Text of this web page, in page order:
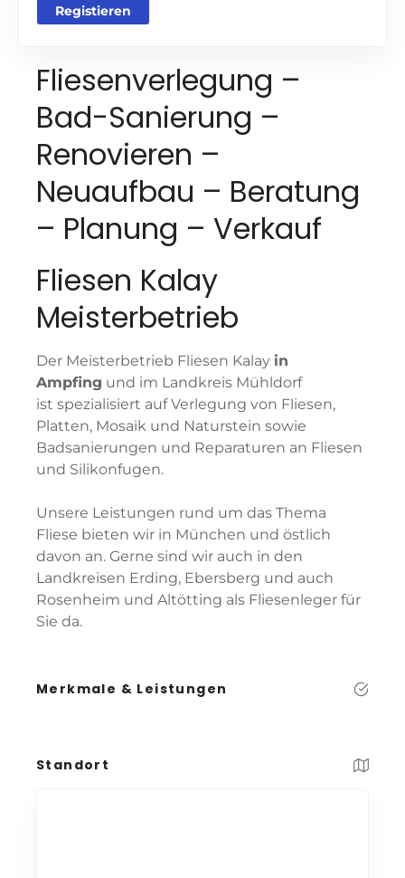
Registieren
Fliesenverlegung –
Bad-Sanierung –
Renovieren –
Neuaufbau – Beratung
– Planung – Verkauf
Fliesen Kalay
Meisterbetrieb
Der Meisterbetrieb Fliesen Kalay in
Ampfing und im Landkreis Mühldorf
ist spezialisiert auf Verlegung von Fliesen,
Platten, Mosaik und Naturstein sowie
Badsanierungen und Reparaturen an Fliesen
und Silikonfugen.
Unsere Leistungen rund um das Thema
Fliese bieten wir in München und östlich
davon an. Gerne sind wir auch in den
Landkreisen Erding, Ebersberg und auch
Rosenheim und Altötting als Fliesenleger für
Sie da.
Merkmale & Leistungen
Standort